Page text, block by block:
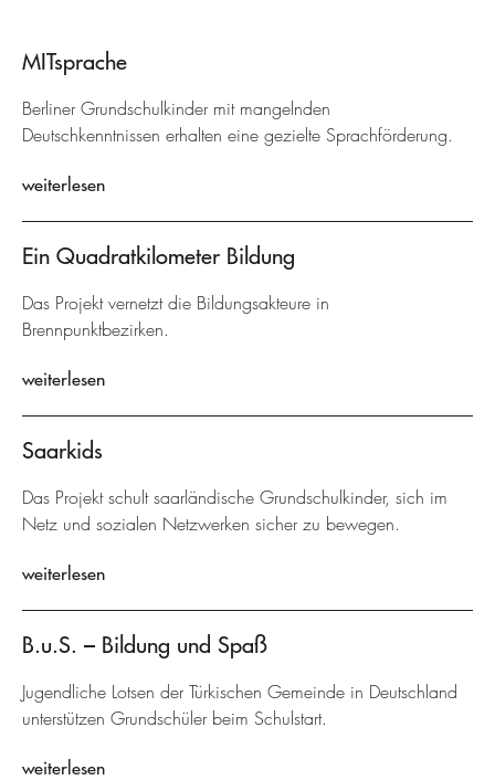
MITsprache
Berliner Grundschulkinder mit mangelnden
Deutschkenntnissen erhalten eine gezielte Sprachförderung.
weiterlesen
Ein Quadratkilometer Bildung
Das Projekt vernetzt die Bildungsakteure in
Brennpunktbezirken.
weiterlesen
Saarkids
Das Projekt schult saarländische Grundschulkinder, sich im
Netz und sozialen Netzwerken sicher zu bewegen.
weiterlesen
B.u.S. – Bildung und Spaß
Jugendliche Lotsen der Türkischen Gemeinde in Deutschland
unterstützen Grundschüler beim Schulstart.
weiterlesen